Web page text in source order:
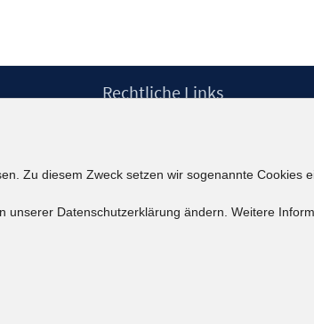
Rechtliche Links
Erklärung zur Barrierefreiheit
Zu diesem Zweck setzen wir sogenannte Cookies
unserer Datenschutzerklärung ändern. Weitere